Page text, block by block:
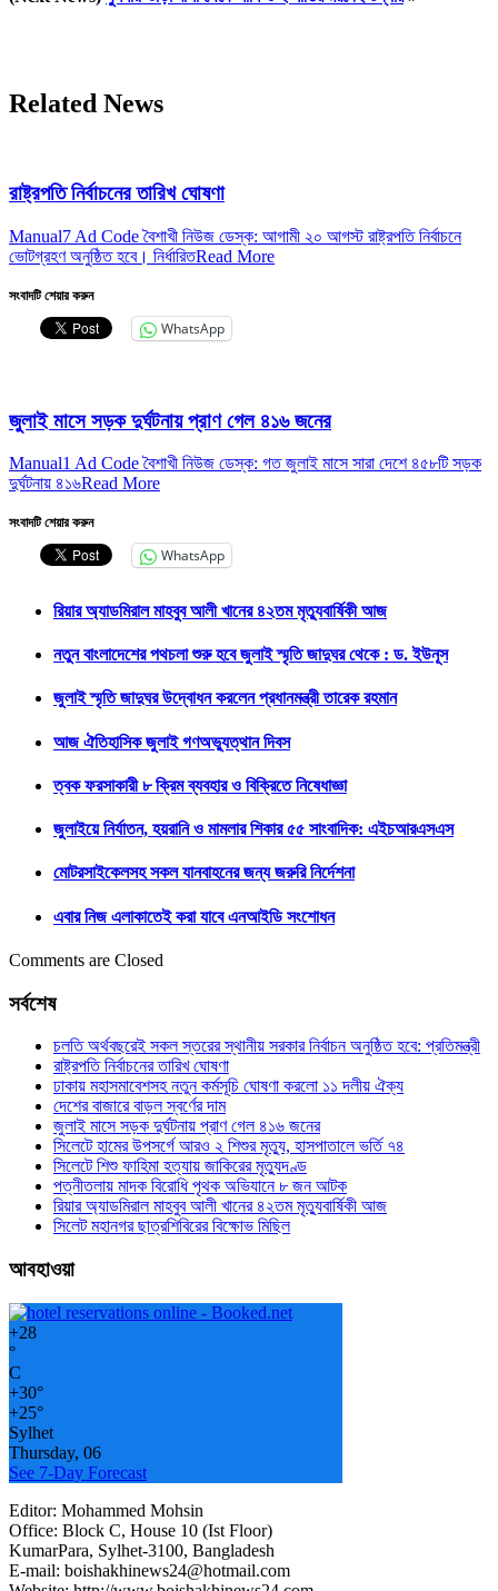
Related News
রাষ্ট্রপতি নির্বাচনের তারিখ ঘোষণা
Manual7 Ad Code বৈশাখী নিউজ ডেস্ক: আগামী ২০ আগস্ট রাষ্ট্রপতি নির্বাচনে
ভোটগ্রহণ অনুষ্ঠিত হবে। নির্ধারিতRead More
সংবাদটি শেয়ার করুন
WhatsApp
জুলাই মাসে সড়ক দুর্ঘটনায় প্রাণ গেল ৪১৬ জনের
Manual1 Ad Code বৈশাখী নিউজ ডেস্ক: গত জুলাই মাসে সারা দেশে ৪৫৮টি সড়ক
দুর্ঘটনায় ৪১৬Read More
সংবাদটি শেয়ার করুন
WhatsApp
রিয়ার অ্যাডমিরাল মাহবুব আলী খানের ৪২তম মৃত্যুবার্ষিকী আজ
নতুন বাংলাদেশের পথচলা শুরু হবে জুলাই স্মৃতি জাদুঘর থেকে : ড. ইউনূস
জুলাই স্মৃতি জাদুঘর উদ্বোধন করলেন প্রধানমন্ত্রী তারেক রহমান
আজ ঐতিহাসিক জুলাই গণঅভ্যুত্থান দিবস
ত্বক ফরসাকারী ৮ ক্রিম ব্যবহার ও বিক্রিতে নিষেধাজ্ঞা
জুলাইয়ে নির্যাতন, হয়রানি ও মামলার শিকার ৫৫ সাংবাদিক: এইচআরএসএস
মোটরসাইকেলসহ সকল যানবাহনের জন্য জরুরি নির্দেশনা
এবার নিজ এলাকাতেই করা যাবে এনআইডি সংশোধন
Comments are Closed
সর্বশেষ
চলতি অর্থবছরেই সকল স্তরের স্থানীয় সরকার নির্বাচন অনুষ্ঠিত হবে: প্রতিমন্ত্রী
রাষ্ট্রপতি নির্বাচনের তারিখ ঘোষণা
ঢাকায় মহাসমাবেশসহ নতুন কর্মসূচি ঘোষণা করলো ১১ দলীয় ঐক্য
দেশের বাজারে বাড়ল স্বর্ণের দাম
জুলাই মাসে সড়ক দুর্ঘটনায় প্রাণ গেল ৪১৬ জনের
সিলেটে হামের উপসর্গে আরও ২ শিশুর মৃত্যু, হাসপাতালে ভর্তি ৭৪
সিলেটে শিশু ফাহিমা হত্যায় জাকিরের মৃত্যুদণ্ড
পত্নীতলায় মাদক বিরোধি পৃথক অভিযানে ৮ জন আটক
রিয়ার অ্যাডমিরাল মাহবুব আলী খানের ৪২তম মৃত্যুবার্ষিকী আজ
সিলেট মহানগর ছাত্রশিবিরের বিক্ষোভ মিছিল
আবহাওয়া
+28
°
C
+30°
+25°
Sylhet
Thursday, 06
See 7-Day Forecast
Editor: Mohammed Mohsin
Office: Block C, House 10 (Ist Floor)
KumarPara, Sylhet-3100, Bangladesh
E-mail: boishakhinews24@hotmail.com